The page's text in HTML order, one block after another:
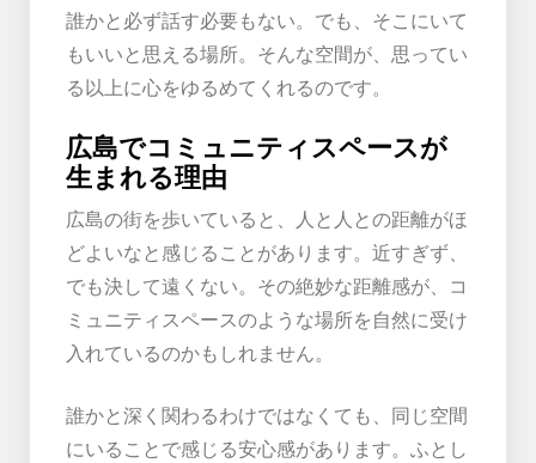
誰かと必ず話す必要もない。でも、そこにいて
もいいと思える場所。そんな空間が、思ってい
る以上に心をゆるめてくれるのです。
広島でコミュニティスペースが
生まれる理由
広島の街を歩いていると、人と人との距離がほ
どよいなと感じることがあります。近すぎず、
でも決して遠くない。その絶妙な距離感が、コ
ミュニティスペースのような場所を自然に受け
入れているのかもしれません。
誰かと深く関わるわけではなくても、同じ空間
にいることで感じる安心感があります。ふとし